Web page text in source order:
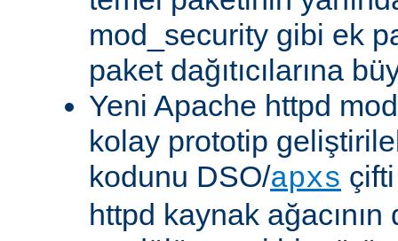
mod_security gibi ek
paket dağıtıcılarına
Yeni Apache httpd
kolay prototip
kodunu DSO/apxs
httpd kaynak ağacının